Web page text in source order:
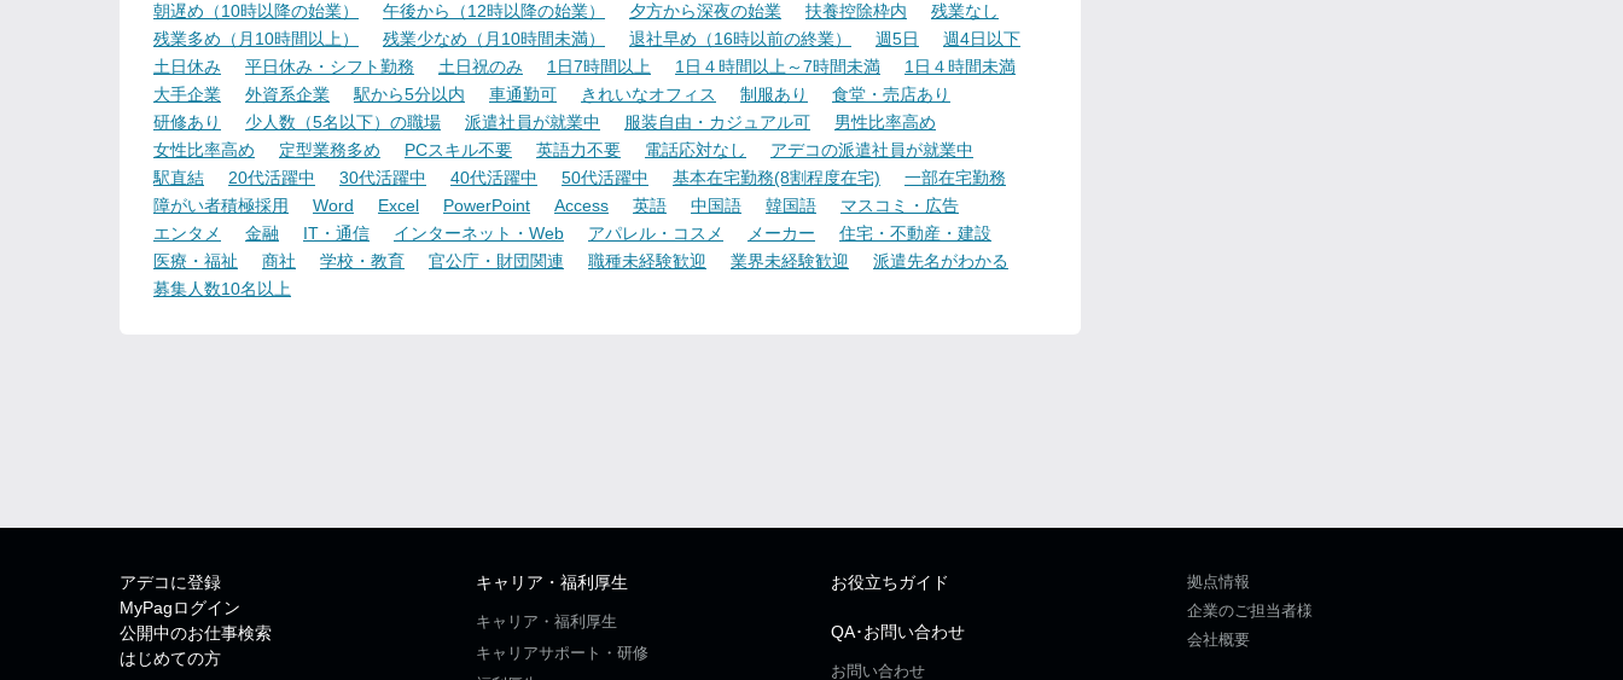
朝遅め（10時以降の始業） 午後から（12時以降の始業） 夕方から深夜の始業 扶養控除枠内
残業なし
残業多め（月10時間以上）
残業少なめ（月10時間未満） 退社早め（16時以前の終業） 週5日
週4日以下
土日休み
平日休み・シフト勤務 土日祝のみ 1日7時間以上 1日４時間以上～7時間未満
1日４時間未満
大手企業
外資系企業 駅から5分以内 車通勤可 きれいなオフィス 制服あり
食堂・売店あり
研修あり
少人数（5名以下）の職場 派遣社員が就業中 服装自由・カジュアル可
男性比率高め
女性比率高め
定型業務多め PCスキル不要 英語力不要 電話応対なし
アデコの派遣社員が就業中
駅直結
20代活躍中 30代活躍中 40代活躍中 50代活躍中 基本在宅勤務(8割程度在宅)
一部在宅勤務
障がい者積極採用
Word Excel PowerPoint Access 英語 中国語 韓国語
マスコミ・広告
エンタメ
金融 IT・通信 インターネット・Web アパレル・コスメ メーカー
住宅・不動産・建設
医療・福祉
商社 学校・教育 官公庁・財団関連 職種未経験歓迎 業界未経験歓迎
派遣先名がわかる
募集人数10名以上
アデコに登録
MyPagログイン
公開中のお仕事検索
はじめての方
キャリア・福利厚生
キャリア・福利厚生
キャリアサポート・研修
お役立ちガイド
QA･お問い合わせ
お問い合わせ
拠点情報
企業のご担当者様
会社概要